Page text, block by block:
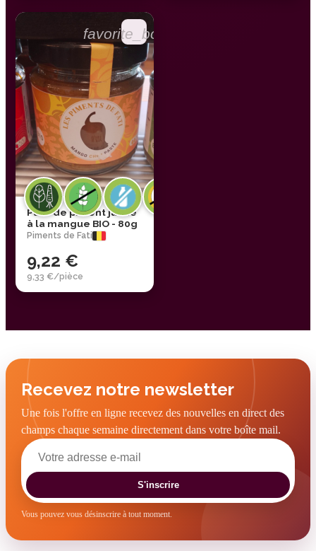
favorite_border
Pâte de piment jaune
à la mangue BIO - 80g
Piments de Fati
9,22 €
9,33 €/pièce
Recevez notre newsletter
Une fois l'offre en ligne recevez des nouvelles en direct des
champs chaque semaine directement dans votre boîte mail.
S'inscrire
Vous pouvez vous désinscrire à tout moment.